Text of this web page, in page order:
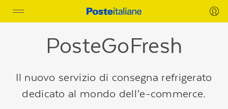
Toggle
navigation
PosteGoFresh
Il nuovo servizio di consegna refrigerato
dedicato al mondo dell’e-commerce.